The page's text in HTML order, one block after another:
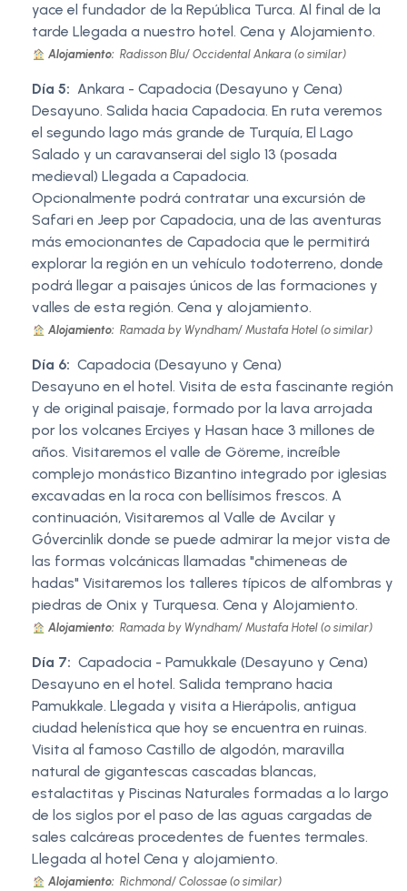
yace el fundador de la República Turca. Al final de la
tarde Llegada a nuestro hotel. Cena y Alojamiento.
Alojamiento: Radisson Blu/ Occidental Ankara (o similar)
Día 5: Ankara - Capadocia (Desayuno y Cena)
Desayuno. Salida hacia Capadocia. En ruta veremos
el segundo lago más grande de Turquía, El Lago
Salado y un caravanserai del siglo 13 (posada
medieval) Llegada a Capadocia.
Opcionalmente podrá contratar una excursión de
Safari en Jeep por Capadocia, una de las aventuras
más emocionantes de Capadocia que le permitirá
explorar la región en un vehículo todoterreno, donde
podrá llegar a paisajes únicos de las formaciones y
valles de esta región. Cena y alojamiento.
Alojamiento: Ramada by Wyndham/ Mustafa Hotel (o similar)
Día 6: Capadocia (Desayuno y Cena)
Desayuno en el hotel. Visita de esta fascinante región
y de original paisaje, formado por la lava arrojada
por los volcanes Erciyes y Hasan hace 3 millones de
años. Visitaremos el valle de Göreme, increíble
complejo monástico Bizantino integrado por iglesias
excavadas en la roca con bellísimos frescos. A
continuación, Visitaremos al Valle de Avcilar y
Gόvercinlik donde se puede admirar la mejor vista de
las formas volcánicas llamadas "chimeneas de
hadas" Visitaremos los talleres típicos de alfombras y
piedras de Onix y Turquesa. Cena y Alojamiento.
Alojamiento: Ramada by Wyndham/ Mustafa Hotel (o similar)
Día 7: Capadocia - Pamukkale (Desayuno y Cena)
Desayuno en el hotel. Salida temprano hacia
Pamukkale. Llegada y visita a Hierápolis, antigua
ciudad helenística que hoy se encuentra en ruinas.
Visita al famoso Castillo de algodón, maravilla
natural de gigantescas cascadas blancas,
estalactitas y Piscinas Naturales formadas a lo largo
de los siglos por el paso de las aguas cargadas de
sales calcáreas procedentes de fuentes termales.
Llegada al hotel Cena y alojamiento.
Alojamiento: Richmond/ Colossae (o similar)